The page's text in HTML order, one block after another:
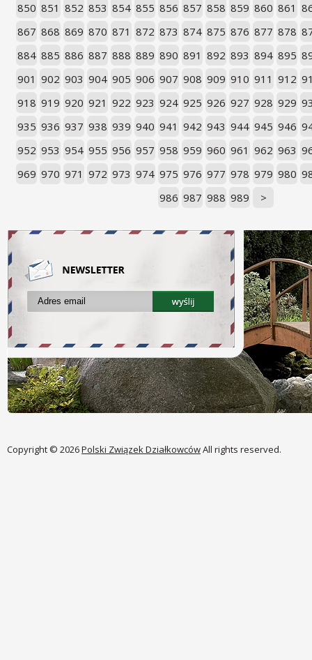
850 851 852 853 854 855 856 857 858 859 860 861
867 868 869 870 871 872 873 874 875 876 877 878
884 885 886 887 888 889 890 891 892 893 894 895
901 902 903 904 905 906 907 908 909 910 911 912
918 919 920 921 922 923 924 925 926 927 928 929
935 936 937 938 939 940 941 942 943 944 945 946
952 953 954 955 956 957 958 959 960 961 962 963
969 970 971 972 973 974 975 976 977 978 979 980
986 987 988 989 >
Copyright © 2026Polski Związek DziałkowcówAll rights reserved.